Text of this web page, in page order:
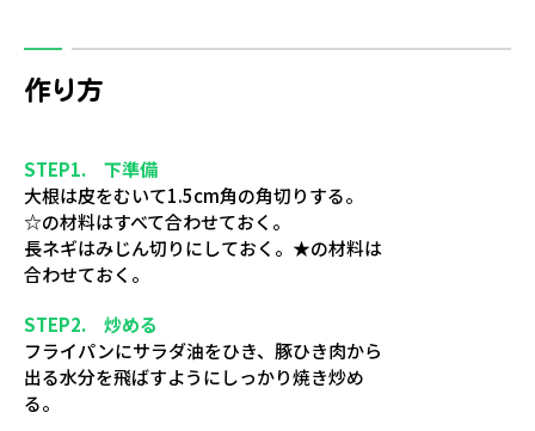
作り方
STEP1. 下準備
大根は皮をむいて1.5cm角の角切りする。
☆の材料はすべて合わせておく。
長ネギはみじん切りにしておく。★の材料は
合わせておく。
STEP2. 炒める
フライパンにサラダ油をひき、豚ひき肉から
出る水分を飛ばすようにしっかり焼き炒め
る。